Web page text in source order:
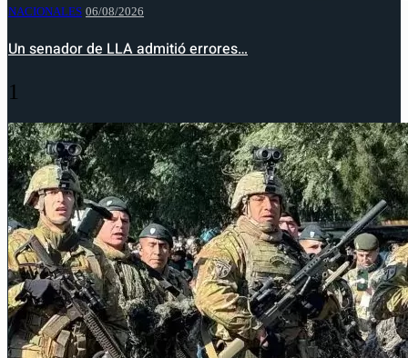
NACIONALES 06/08/2026
Un senador de LLA admitió errores…
1